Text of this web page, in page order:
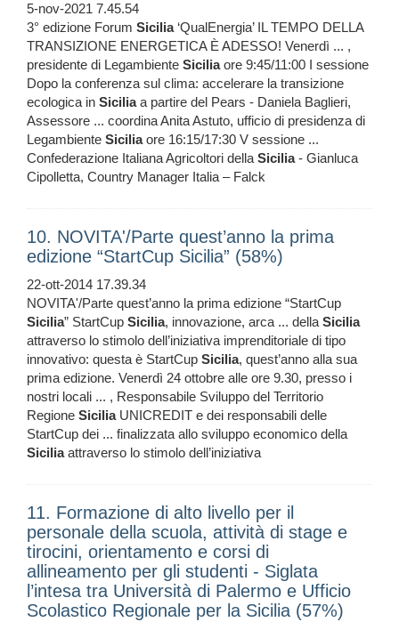
5-nov-2021 7.45.54
3° edizione Forum Sicilia‘QualEnergia’ IL TEMPO DELLA
TRANSIZIONE ENERGETICA È ADESSO! Venerdì ... ,
presidente di Legambiente Siciliaore 9:45/11:00 I sessione
Dopo la conferenza sul clima: accelerare la transizione
ecologica in Siciliaa partire del Pears - Daniela Baglieri,
Assessore ... coordina Anita Astuto, ufficio di presidenza di
Legambiente Siciliaore 16:15/17:30 V sessione ...
Confederazione Italiana Agricoltori dellaSicilia- Gianluca
Cipolletta, Country Manager Italia – Falck
10. NOVITA'/Parte quest’anno la prima
edizione “StartCup Sicilia” (58%)
22-ott-2014 17.39.34
NOVITA'/Parte quest’anno la prima edizione “StartCup
Sicilia” StartCup Sicilia, innovazione, arca ... dellaSicilia
attraverso lo stimolo dell’iniziativa imprenditoriale di tipo
innovativo: questa è StartCup Sicilia, quest’anno alla sua
prima edizione. Venerdì 24 ottobre alle ore 9.30, presso i
nostri locali ... , Responsabile Sviluppo del Territorio
Regione SiciliaUNICREDIT e dei responsabili delle
StartCup dei ... finalizzata allo sviluppo economico della
Siciliaattraverso lo stimolo dell’iniziativa
11. Formazione di alto livello per il
personale della scuola, attività di stage e
tirocini, orientamento e corsi di
allineamento per gli studenti - Siglata
l’intesa tra Università di Palermo e Ufficio
Scolastico Regionale per la Sicilia (57%)